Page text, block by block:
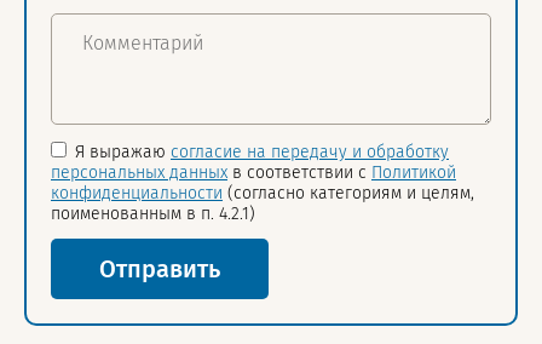
Я выражаю согласие на передачу и обработку
персональных данных в соответствии с Политикой
конфиденциальности (согласно категориям и целям,
поименованным в п. 4.2.1)
Отправить